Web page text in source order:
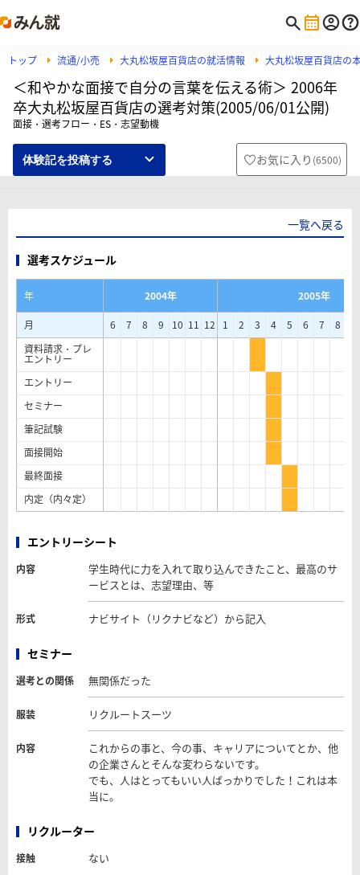
トップ 流通/小売 大丸松坂屋百貨店の就活情報 大丸松坂屋百貨店の
＜和やかな面接で自分の言葉を伝える術＞ 2006年
卒大丸松坂屋百貨店の選考対策(2005/06/01公開)
面接・選考フロー・ES・志望動機
体験記を投稿する お気に入り (6500)
一覧へ戻る
選考スケジュール
年 2004年
2005年
月
6 7 8 9 10 11 12 1 2 3 4 5 6 7 8
資料請求・プレ
エントリー
エントリー
セミナー
筆記試験
面接開始
最終面接
内定（内々定）
エントリーシート
内容
学生時代に力を入れて取り込んできたこと、最高のサ
ービスとは、志望理由、等
形式 ナビサイト（リクナビなど）から記入
セミナー
選考との関係 無関係だった
服装 リクルートスーツ
内容
これからの事と、今の事、キャリアについてとか、他
の企業さんとそんな変わらないです。
でも、人はとってもいい人ばっかりでした！これは本
当に。
リクルーター
接触 ない